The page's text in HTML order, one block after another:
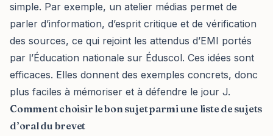
simple. Par exemple, un atelier médias permet de
parler d’information, d’esprit critique et de vérification
des sources, ce qui rejoint les attendus d’EMI portés
par l’Éducation nationale sur Éduscol. Ces idées sont
efficaces. Elles donnent des exemples concrets, donc
plus faciles à mémoriser et à défendre le jour J.
Comment choisir le bon sujet parmi une liste de sujets
d’oral du brevet